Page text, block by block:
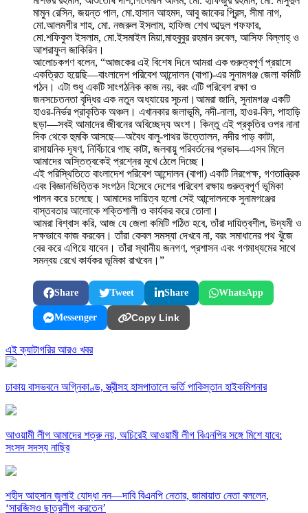
মামুন রেসিন, জয়ন্ত পাল, মো.হাসান আহমদ, আবু জাকের প্রিন্স, সীমা নাগ,
মো.আলমগীর শাহ, মো. নজরুল ইসলাম, হাফিজ শেখ আব্দুল গফফার,
মো.শফিকুল ইসলাম, মো.ইসমাইল মিয়া,মাহবুবুর রহমান রুবেল, আসিফ বিল্লাহ্ ও
আশরাফুল জাকিরিন।
আলোচকগণ বলেন, “আজকের এই বিশেষ দিনে আমরা এক গুরুত্বপূর্ণ প্রয়াসে
একত্রিত হয়েছি—বাংলাদেশ পরিবেশ আন্দোলন (বাপা)-এর সুনামগঞ্জ জেলা কমিটি
গঠন। এটা শুধু একটি সাংগঠনিক কাজ নয়, বরং এটি পরিবেশ রক্ষা ও
জনসচেতনতা বৃদ্ধির এক নতুন অধ্যায়ের সূচনা।আমরা জানি, সুনামগঞ্জ একটি
হাওর-নির্ভর প্রাকৃতিক অঞ্চল। এখানকার জলাভূমি, নদী-নালা, হাওর-বিল, পাহাড়ি
ছড়া—সবই আমাদের জীবনের অবিচ্ছেদ্য অংশ। কিন্তু এই প্রকৃতির ওপর নানা
দিক থেকে হুমকি আসছে—অবৈধ বালু-পাথর উত্তোলন, নদীর পাড় কাটা,
রাসায়নিক দূষণ, নির্বিচারে গাছ কাটা, জলবায়ু পরিবর্তনের প্রভাব—এসব মিলে
আমাদের অস্তিত্বকেই প্রশ্নের মুখে ঠেলে দিচ্ছে।
এই পরিস্থিতিতে বাংলাদেশ পরিবেশ আন্দোলন (বাপা) একটি নিরপেক্ষ, গণতান্ত্রিক
এবং বিজ্ঞানভিত্তিক সংগঠন হিসেবে দেশের পরিবেশ রক্ষায় গুরুত্বপূর্ণ ভূমিকা
পালন করে চলেছে। আমাদের দায়িত্ব হলো সেই আন্দোলনকে সুনামগঞ্জের
বাস্তবতার আলোকে শক্তিশালী ও কার্যকর করে তোলা।
আমরা বিশ্বাস করি, আজ যে জেলা কমিটি গঠিত হবে, তাঁরা দায়িত্বশীল, উদ্যমী ও
দক্ষভাবে কাজ করবেন। তাঁরা কেবল সমস্যা দেখবে না, বরং সমাধানের পথ খুঁজে
বের করে এগিয়ে যাবেন। তাঁরা স্থানীয় জনগণ, প্রশাসন এবং গণমাধ্যমের সাথে
সমন্বয় রেখে কার্যকর ভূমিকা রাখবেন।”
Share Tweet Share WhatsApp
Messenger Copy Link
এই ক্যাটাগরির আরও খবর
ঢাকায় বাসভবনে অগ্নিকাণ্ড, স্ত্রীসহ হাসপাতালে ভর্তি পাকিস্তান হাইকমিশনার
আওয়ামী লীগ আমাদের শত্রু নয়, অচিরেই আওয়ামী লীগ বিএনপির সঙ্গে মিশে যাবে:
সংসদ সদস্য নাছির
শহীদ আহসান জুলাই যোদ্ধা নন—দাবি বিএনপি নেতার, জামায়াত নেতা বললেন,
‘সারজিসও ছাত্রলীগ করতেন’